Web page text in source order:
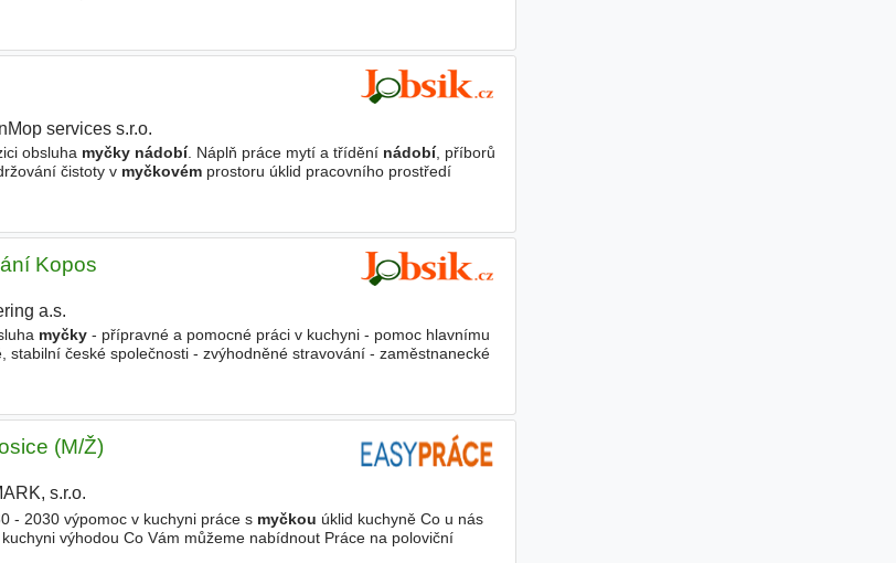
services s.r.o.
obsluha myčky nádobí. Náplň práce mytí a třídění nádobí, příborů
čistoty v myčkovémprostoru úklid pracovního prostředí
Kopos
a.s.
myčky- přípravné a pomocné práci v kuchyni - pomoc hlavnímu
stabilní české společnosti - zvýhodněné stravování - zaměstnanecké
(M/Ž)
s.r.o.
- 2030 výpomoc v kuchyni práce s myčkou úklid kuchyně Co u nás
výhodou Co Vám můžeme nabídnout Práce na poloviční